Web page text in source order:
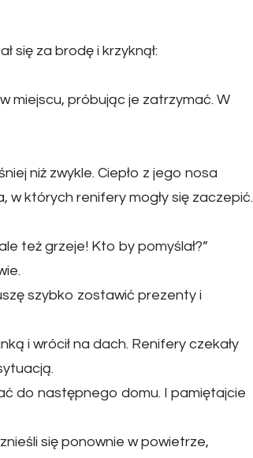
się za brodę i krzyknął:
miejscu, próbując je zatrzymać. W
niż zwykle. Ciepło z jego nosa
w których renifery mogły się zaczepić.
też grzeje! Kto by pomyślał?”
szybko zostawić prezenty i
i wrócił na dach. Renifery czekały
do następnego domu. I pamiętajcie
się ponownie w powietrze,